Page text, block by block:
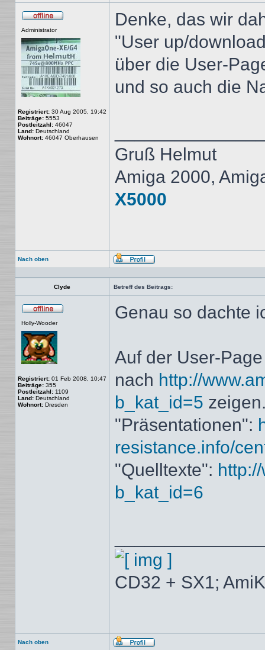
Administrator
Registriert: 30 Aug 2005, 19:42
Beiträge: 5553
Postleitzahl: 46047
Land: Deutschland
Wohnort: 46047 Oberhausen
Denke, das wir
"User up/
über die User-
und so auch die
Gruß Helmut
Amiga 2000,
X5000
Nach oben
Profil
Clyde Betreff des Beitrags:
Holly-Wooder
Registriert: 01 Feb 2008, 10:47
Beiträge: 355
Postleitzahl: 1109
Land: Deutschland
Wohnort: Dresden
Genau so dachte
Auf der User-
nach http://
b_kat_id=5
"Präsentationen":
resistance.info/
"Quelltexte":
b_kat_id=6
CD32 + SX1;
Nach oben